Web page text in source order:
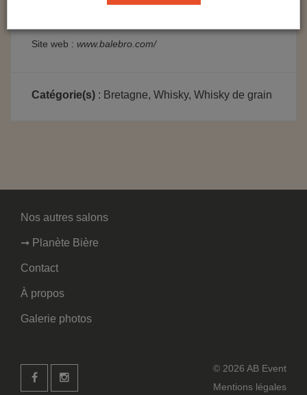
whisky de seigle/orge en août 2025.
Site web : www.balebro.com/
Catégorie(s) : Bretagne, Whisky, Whisky de grain
Nos autres salons
➞ Planète Bière
Contact
À propos
Galerie photos
© 2026 AB Event
Mentions légales